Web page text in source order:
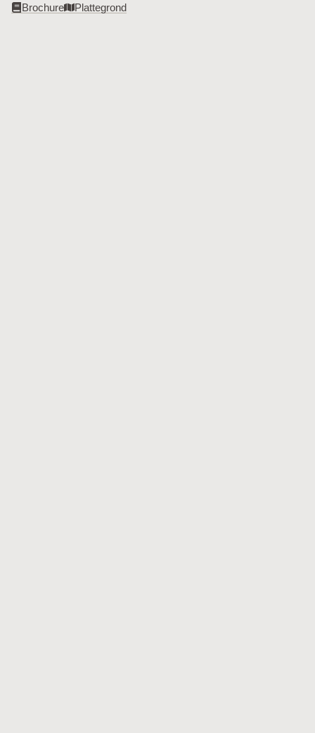
Brochure
Plattegrond